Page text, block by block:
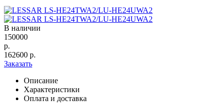
В наличии
150000
р.
162600 р.
Заказать
Описание
Характеристики
Оплата и доставка